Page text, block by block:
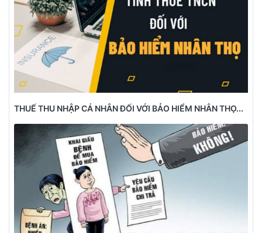
THUẾ THU NHẬP CÁ NHÂN ĐỐI VỚI BẢO HIỂM NHÂN THỌ...